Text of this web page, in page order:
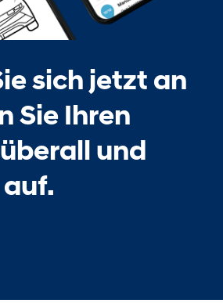
sich jetzt an
Sie Ihren
und